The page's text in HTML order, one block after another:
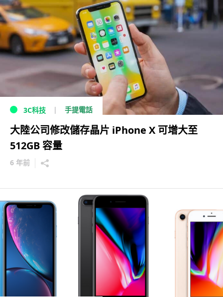
3C科技 手提電話
大陸公司修改儲存晶片 iPhone X 可增大至
512GB 容量
6 年前